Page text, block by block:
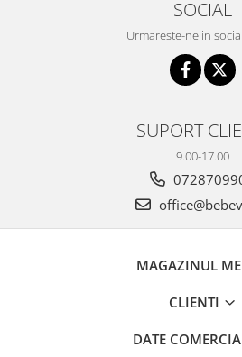
SOCIAL
Urmareste-ne in
SUPORT
9.00-17.00
MAGAZINUL
CLIENTI
DATE